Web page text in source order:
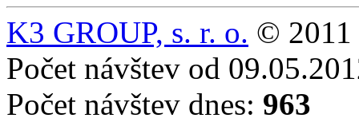
K3 GROUP, s. r. o. © 2011
Počet návštev od
Počet návštev dnes: 963